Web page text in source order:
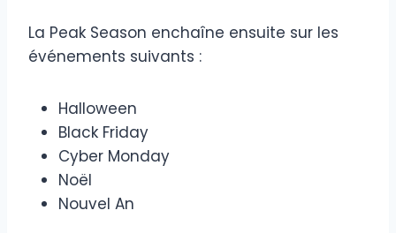
La Peak Season enchaîne ensuite sur les
événements suivants :
Halloween
Black Friday
Cyber Monday
Noël
Nouvel An